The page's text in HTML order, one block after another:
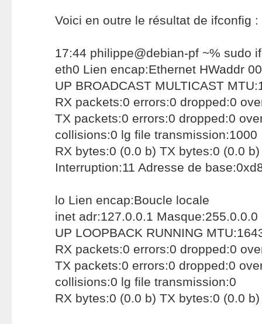
Voici en outre le résultat de ifconfig :
17:44 philippe@debian-pf ~% sudo
eth0 Lien encap:Ethernet HWaddr
UP BROADCAST MULTICAST
RX packets:0 errors:0 dropped:0
TX packets:0 errors:0 dropped:0
collisions:0 lg file transmission:1000
RX bytes:0 (0.0 b) TX bytes:0 (0.0 b)
Interruption:11 Adresse de
lo Lien encap:Boucle locale
inet adr:127.0.0.1 Masque:255.0.0.0
UP LOOPBACK RUNNING
RX packets:0 errors:0 dropped:0
TX packets:0 errors:0 dropped:0
collisions:0 lg file transmission:0
RX bytes:0 (0.0 b) TX bytes:0 (0.0 b)